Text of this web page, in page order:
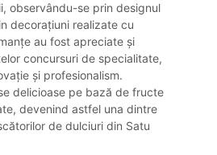
observându-se prin designul
decorațiuni realizate cu
au fost apreciate și
concursuri de specialitate,
și profesionalism.
delicioase pe bază de fructe
devenind astfel una dintre
de dulciuri din Satu